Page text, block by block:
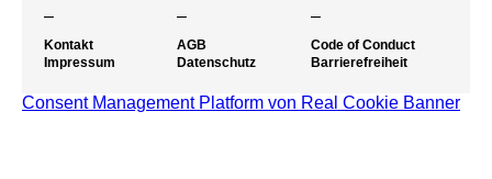
– – –
Kontakt
Impressum
AGB
Datenschutz
Code of Conduct
Barrierefreiheit
Consent Management Platform von Real Cookie Banner